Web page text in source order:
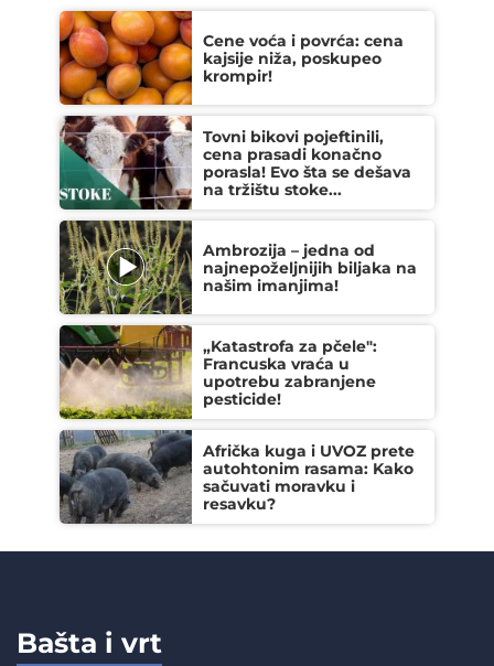
Cene voća i povrća: cena
kajsije niža, poskupeo
krompir!
Tovni bikovi pojeftinili,
cena prasadi konačno
porasla! Evo šta se dešava
na tržištu stoke...
Ambrozija – jedna od
najnepoželjnijih biljaka na
našim imanjima!
„Katastrofa za pčele":
Francuska vraća u
upotrebu zabranjene
pesticide!
Afrička kuga i UVOZ prete
autohtonim rasama: Kako
sačuvati moravku i
resavku?
Bašta i vrt